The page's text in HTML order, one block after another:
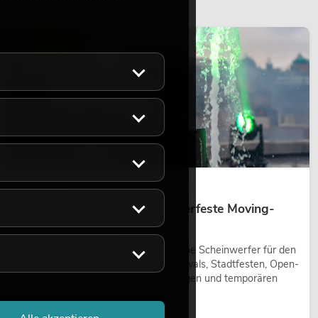
14.05.2026
Outdoor Moving-Heads: Wetterfeste Moving-
Heads bei Events
Outdoor Moving-Heads sind bewegliche Scheinwerfer für den
Einsatz im Freien. Sie werden bei Festivals, Stadtfesten, Open-
Air-Konzerten, Architekturinszenierungen und temporären